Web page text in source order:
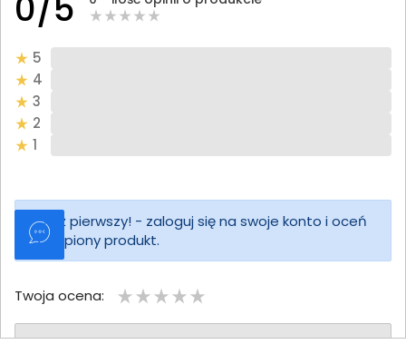
5
4
3
2
1
Bądź pierwszy! - zaloguj się na swoje konto i oceń
zakupiony produkt.
Twoja ocena:
Twoje imię